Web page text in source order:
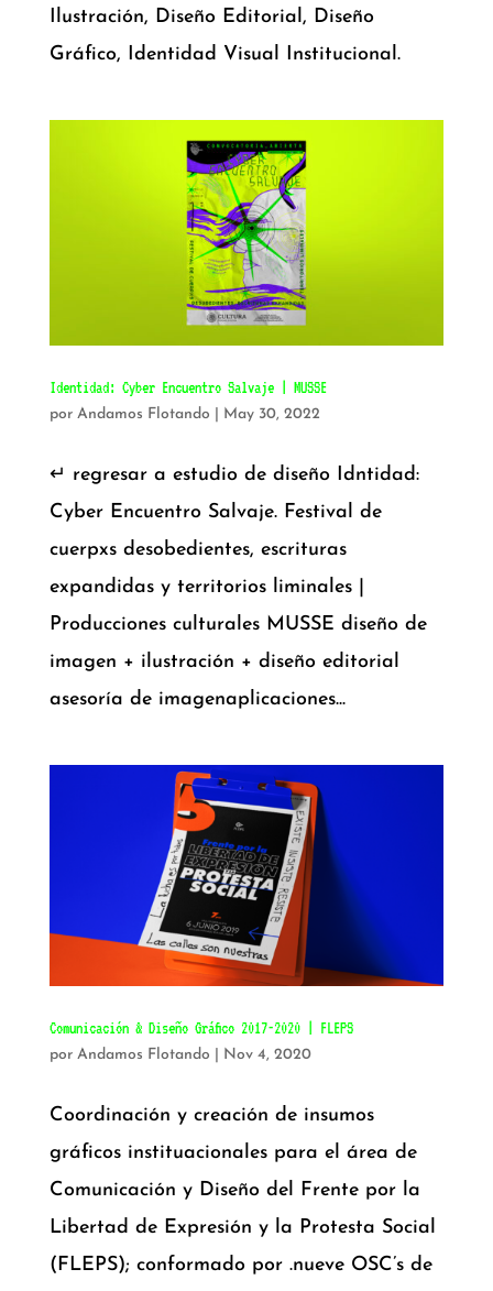
Ilustración, Diseño Editorial, Diseño
Gráfico, Identidad Visual Institucional.
Identidad: Cyber Encuentro Salvaje | MUSSE
por Andamos Flotando May 30, 2022
↵ regresar a estudio de diseño Idntidad:
Cyber Encuentro Salvaje. Festival de
cuerpxs desobedientes, escrituras
expandidas y territorios liminales |
Producciones culturales MUSSE diseño de
imagen + ilustración + diseño editorial
asesoría de imagenaplicaciones...
Comunicación & Diseño Gráfico 2017-2020 | FLEPS
por Andamos Flotando Nov 4, 2020
Coordinación y creación de insumos
gráficos instituacionales para el área de
Comunicación y Diseño del Frente por la
Libertad de Expresión y la Protesta Social
(FLEPS); conformado por .nueve OSC’s de